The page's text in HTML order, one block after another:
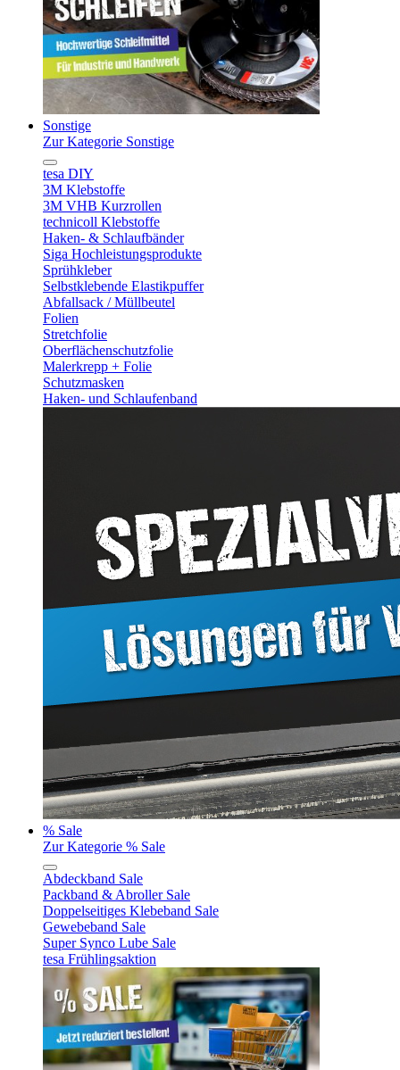
Sonstige
Zur Kategorie Sonstige
tesa DIY
3M Klebstoffe
3M VHB Kurzrollen
technicoll Klebstoffe
Haken- & Schlaufbänder
Siga Hochleistungsprodukte
Sprühkleber
Selbstklebende Elastikpuffer
Abfallsack / Müllbeutel
Folien
Stretchfolie
Oberflächenschutzfolie
Malerkrepp + Folie
Schutzmasken
Haken- und Schlaufenband
% Sale
Zur Kategorie % Sale
Abdeckband Sale
Packband & Abroller Sale
Doppelseitiges Klebeband Sale
Gewebeband Sale
Super Synco Lube Sale
tesa Frühlingsaktion